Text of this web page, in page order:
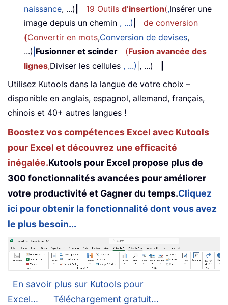
naissance, ...) 19 Outils d’insertion(,Insérer une
image depuis un chemin , ...)
de conversion
(Convertir en mots,Conversion de devises,
...) Fusionner et scinder (Fusion avancée des
lignes,Diviser les cellules , ...) |, ...)
Utilisez Kutools dans la langue de votre choix –
disponible en anglais, espagnol, allemand, français,
chinois et 40+ autres langues !
Boostez vos compétences Excel avec Kutools
pour Excel et découvrez une efficacité
inégalée.Kutools pour Excel propose plus de
300 fonctionnalités avancées pour améliorer
votre productivité et Gagner du temps.Cliquez
ici pour obtenir la fonctionnalité dont vous avez
le plus besoin...
En savoir plus sur Kutools pour
Excel...
Téléchargement gratuit...